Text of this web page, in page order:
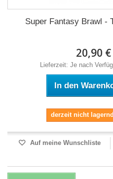
Super Fantasy Brawl -
20,90 €
Lieferzeit: Je nach
In den
derzeit nicht
Auf meine Wunschliste